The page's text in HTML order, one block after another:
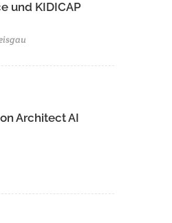
und KIDICAP
Architect AI